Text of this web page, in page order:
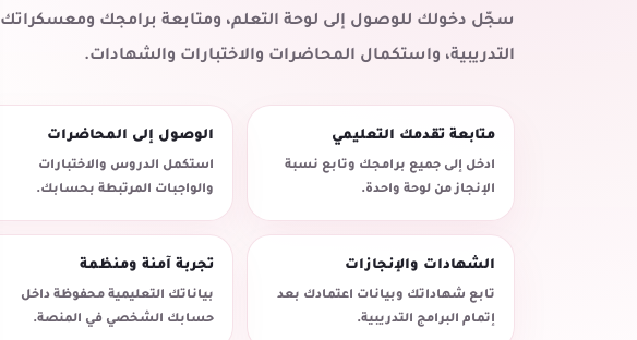
سجّل دخولك للوصول إلى لوحة التعلم، ومتابعة برامجك ومعسكراتك
التدريبية، واستكمال المحاضرات والاختبارات والشهادات.
متابعة تقدمك التعليمي
ادخل إلى جميع برامجك وتابع نسبة
الإنجاز من لوحة واحدة.
الوصول إلى المحاضرات
استكمل الدروس والاختبارات
والواجبات المرتبطة بحسابك.
الشهادات والإنجازات
تابع شهاداتك وبيانات اعتمادك بعد
إتمام البرامج التدريبية.
تجربة آمنة ومنظمة
بياناتك التعليمية محفوظة داخل
حسابك الشخصي في المنصة.